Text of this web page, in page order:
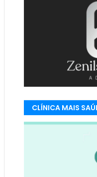
CLÍNICA MAIS